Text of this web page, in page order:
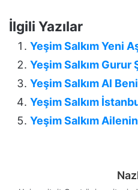
İlgili Yazılar
Yeşim Salkım Yeni
Yeşim Salkım Gurur
Yeşim Salkım Al
Yeşim Salkım
Yeşim Salkım